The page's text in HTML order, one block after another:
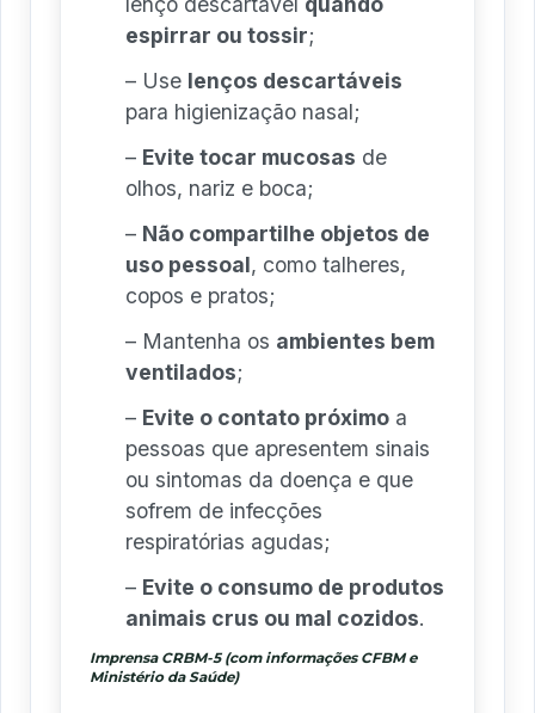
espirrar ou tossir;
– Use lenços descartáveis
para higienização nasal;
– Evite tocar mucosas de
olhos, nariz e boca;
– Não compartilhe objetos de
uso pessoal, como talheres,
copos e pratos;
– Mantenha os ambientes bem
ventilados;
– Evite o contato próximo a
pessoas que apresentem sinais
ou sintomas da doença e que
sofrem de infecções
respiratórias agudas;
– Evite o consumo de produtos
animais crus ou mal cozidos.
Imprensa CRBM-5 (com informações CFBM e
Ministério da Saúde)